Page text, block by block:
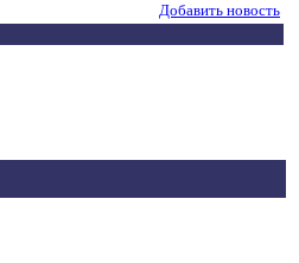
Добавить новость